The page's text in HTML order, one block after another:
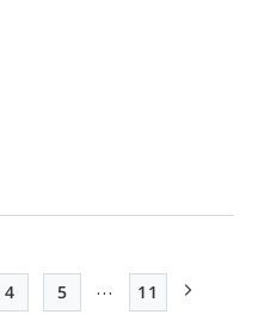
Page
4
Page
5 …
最終ページ
11